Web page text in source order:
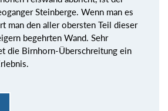
Steinberge. Wenn man es
man den aller obersten Teil dieser
begehrten Wand. Sehr
die Birnhorn-Überschreitung ein